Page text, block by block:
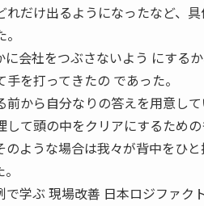
だけ出るようになったなど、
会社をつぶさないよう にする
を打ってきたの であった。
から自分なりの答えを用意して
て頭の中をクリアにするための
ような場合は我々が背中をひと
学ぶ 現場改善 日本ロジファク